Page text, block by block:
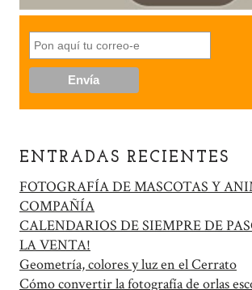
ENTRADAS RECIENTES
FOTOGRAFÍA DE MASCOTAS Y
COMPAÑÍA
CALENDARIOS DE SIEMPRE DE
LA VENTA!
Geometría, colores y luz en el Cerrato
Cómo convertir la fotografía de orlas